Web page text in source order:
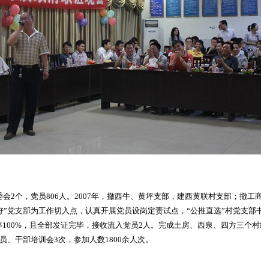
2个，党员806人。2007年，撤西牛、黄坪支部，建西黄联村支部；撤工
党支部为工作切入点，认真开展党员设岗定责试点，“公推直选”村党支部
，且全部发证完毕，接收流入党员2人。完成土房、西泉、四方三个
、干部培训会3次，参加人数1800余人次。